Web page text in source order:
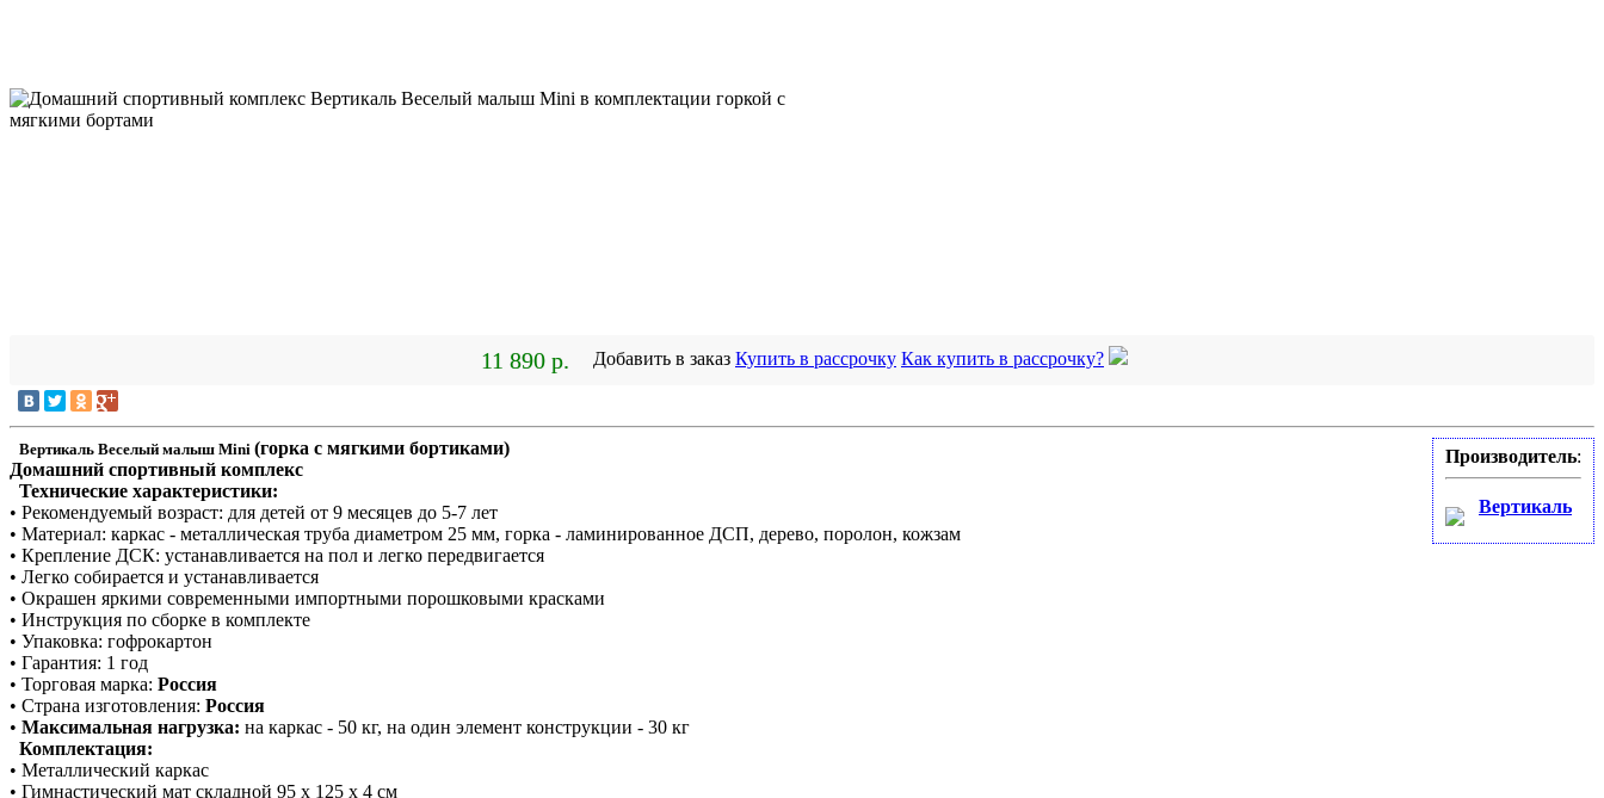
11 890 р. Добавить в заказ Купить в рассрочку Как купить в рассрочку?
Производитель:
Вертикаль
Вертикаль Веселый малыш Mini (горка с мягкими бортиками)
Домашний спортивный комплекс
Технические характеристики:
• Рекомендуемый возраст: для детей от 9 месяцев до 5-7 лет
• Материал: каркас - металлическая труба диаметром 25 мм, горка - ламинированное ДСП, дерево, поролон, кожзам
• Крепление ДСК: устанавливается на пол и легко передвигается
• Легко собирается и устанавливается
• Окрашен яркими современными импортными порошковыми красками
• Инструкция по сборке в комплекте
• Упаковка: гофрокартон
• Гарантия: 1 год
• Торговая марка: Россия
• Страна изготовления: Россия
• Максимальная нагрузка: на каркас - 50 кг, на один элемент конструкции - 30 кг
Комплектация:
• Металлический каркас
• Гимнастический мат складной 95 х 125 х 4 см